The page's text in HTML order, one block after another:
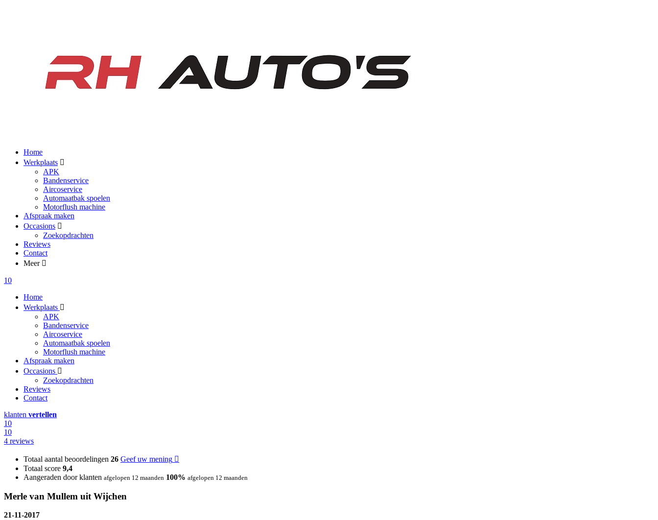
Home
Werkplaats
APK
Bandenservice
Aircoservice
Automaatbak spoelen
Motorflush machine
Afspraak maken
Occasions
Zoekopdrachten
Reviews
Contact
Meer
10
Home
Werkplaats
APK
Bandenservice
Aircoservice
Automaatbak spoelen
Motorflush machine
Afspraak maken
Occasions
Zoekopdrachten
Reviews
Contact
klanten vertellen
10
10
4 reviews
Totaal aantal beoordelingen 26 Geef uw mening
Totaal score 9,4
Aangeraden door klanten afgelopen 12 maanden 100% afgelopen 12 maanden
Merle van Mullem uit Wijchen
21-11-2017